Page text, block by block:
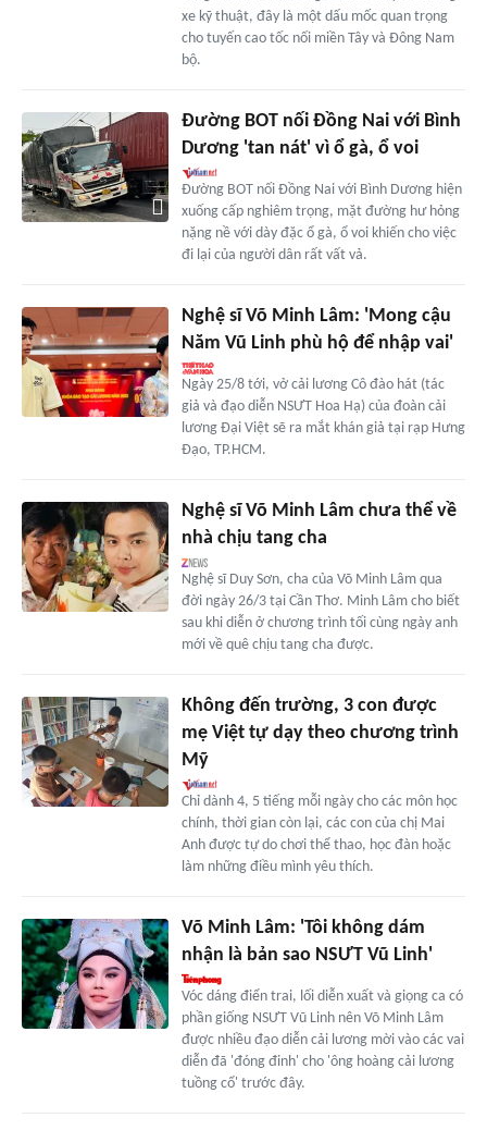
xe kỹ thuật, đây là một dấu mốc quan trọng
cho tuyến cao tốc nối miền Tây và Đông Nam
bộ.
Đường BOT nối Đồng Nai với Bình
Dương 'tan nát' vì ổ gà, ổ voi
Đường BOT nối Đồng Nai với Bình Dương hiện
xuống cấp nghiêm trọng, mặt đường hư hỏng
nặng nề với dày đặc ổ gà, ổ voi khiến cho việc
đi lại của người dân rất vất vả.
Nghệ sĩ Võ Minh Lâm: 'Mong cậu
Năm Vũ Linh phù hộ để nhập vai'
Ngày 25/8 tới, vở cải lương Cô đào hát (tác
giả và đạo diễn NSƯT Hoa Hạ) của đoàn cải
lương Đại Việt sẽ ra mắt khán giả tại rạp Hưng
Đạo, TP.HCM.
Nghệ sĩ Võ Minh Lâm chưa thể về
nhà chịu tang cha
Nghệ sĩ Duy Sơn, cha của Võ Minh Lâm qua
đời ngày 26/3 tại Cần Thơ. Minh Lâm cho biết
sau khi diễn ở chương trình tối cùng ngày anh
mới về quê chịu tang cha được.
Không đến trường, 3 con được
mẹ Việt tự dạy theo chương trình
Mỹ
Chỉ dành 4, 5 tiếng mỗi ngày cho các môn học
chính, thời gian còn lại, các con của chị Mai
Anh được tự do chơi thể thao, học đàn hoặc
làm những điều mình yêu thích.
Võ Minh Lâm: 'Tôi không dám
nhận là bản sao NSƯT Vũ Linh'
Vóc dáng điển trai, lối diễn xuất và giọng ca có
phần giống NSƯT Vũ Linh nên Võ Minh Lâm
được nhiều đạo diễn cải lương mời vào các vai
diễn đã 'đóng đinh' cho 'ông hoàng cải lương
tuồng cổ' trước đây.